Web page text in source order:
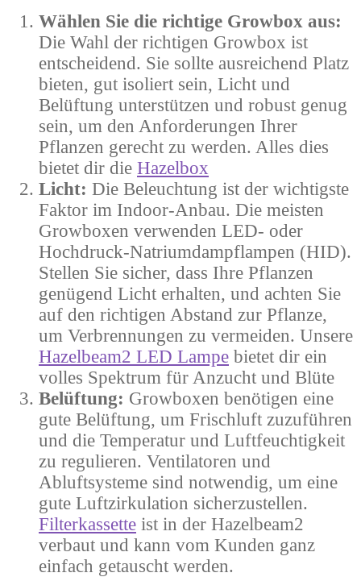
Wählen Sie die richtige Growbox aus:
Die Wahl der richtigen Growbox ist
entscheidend. Sie sollte ausreichend Platz
bieten, gut isoliert sein, Licht und
Belüftung unterstützen und robust genug
sein, um den Anforderungen Ihrer
Pflanzen gerecht zu werden. Alles dies
bietet dir die Hazelbox
Licht: Die Beleuchtung ist der wichtigste
Faktor im Indoor-Anbau. Die meisten
Growboxen verwenden LED- oder
Hochdruck-Natriumdampflampen (HID).
Stellen Sie sicher, dass Ihre Pflanzen
genügend Licht erhalten, und achten Sie
auf den richtigen Abstand zur Pflanze,
um Verbrennungen zu vermeiden. Unsere
Hazelbeam2 LED Lampe bietet dir ein
volles Spektrum für Anzucht und Blüte
Belüftung: Growboxen benötigen eine
gute Belüftung, um Frischluft zuzuführen
und die Temperatur und Luftfeuchtigkeit
zu regulieren. Ventilatoren und
Abluftsysteme sind notwendig, um eine
gute Luftzirkulation sicherzustellen.
Filterkassette ist in der Hazelbeam2
verbaut und kann vom Kunden ganz
einfach getauscht werden.